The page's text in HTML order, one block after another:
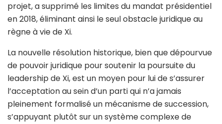
projet, a supprimé les limites du mandat présidentiel
en 2018, éliminant ainsi le seul obstacle juridique au
règne à vie de Xi.
La nouvelle résolution historique, bien que dépourvue
de pouvoir juridique pour soutenir la poursuite du
leadership de Xi, est un moyen pour lui de s’assurer
l’acceptation au sein d’un parti qui n’a jamais
pleinement formalisé un mécanisme de succession,
s’appuyant plutôt sur un système complexe de